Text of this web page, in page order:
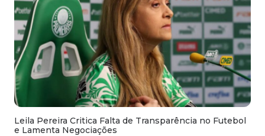
Leila Pereira Critica Falta de Transparência no Futebol
e Lamenta Negociações